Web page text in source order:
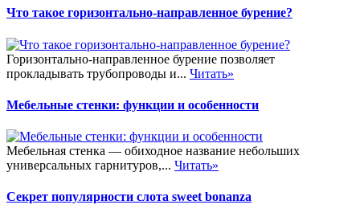
Что такое горизонтально-направленное бурение?
Горизонтально-направленное бурение позволяет
прокладывать трубопроводы и... Читать»
Мебельные стенки: функции и особенности
Мебельная стенка — обиходное название небольших
универсальных гарнитуров,... Читать»
Секрет популярности слота sweet bonanza